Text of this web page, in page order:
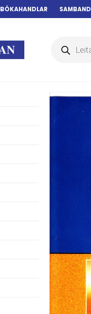
BÓKAHANDLAR SAMBAND
search